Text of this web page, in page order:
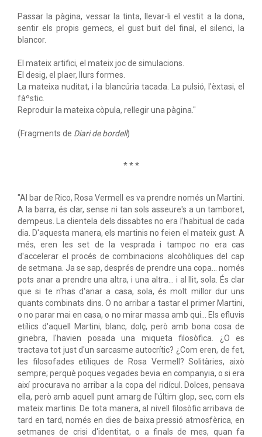
Passar la pàgina, vessar la tinta, llevar-li el vestit a la dona,
sentir els propis gemecs, el gust buit del final, el silenci, la
blancor.
El mateix artifici, el mateix joc de simulacions.
El desig, el plaer, llurs formes.
La mateixa nuditat, i la blancúria tacada. La pulsió, l'èxtasi, el
fàºstic.
Reproduir la mateixa còpula, rellegir una pàgina."
(Fragments de Diari de bordell)
* * *
"Al bar de Rico, Rosa Vermell es va prendre només un Martini.
A la barra, és clar, sense ni tan sols asseure's a un tamboret,
dempeus. La clientela dels dissabtes no era l'habitual de cada
dia. D'aquesta manera, els martinis no feien el mateix gust. A
més, eren les set de la vesprada i tampoc no era cas
d'accelerar el procés de combinacions alcohòliques del cap
de setmana. Ja se sap, després de prendre una copa… només
pots anar a prendre una altra, i una altra… i al llit, sola. És clar
que si te n'has d'anar a casa, sola, és molt millor dur uns
quants combinats dins. O no arribar a tastar el primer Martini,
o no parar mai en casa, o no mirar massa amb qui… Els efluvis
etílics d'aquell Martini, blanc, dolç, però amb bona cosa de
ginebra, l'havien posada una miqueta filosòfica. ¿O es
tractava tot just d'un sarcasme autocrític? ¿Com eren, de fet,
les filosofades etíliques de Rosa Vermell? Solitàries, això
sempre; perquè poques vegades bevia en companyia, o si era
així procurava no arribar a la copa del ridícul. Dolces, pensava
ella, però amb aquell punt amarg de l'últim glop, sec, com els
mateix martinis. De tota manera, al nivell filosòfic arribava de
tard en tard, només en dies de baixa pressió atmosfèrica, en
setmanes de crisi d'identitat, o a finals de mes, quan fa